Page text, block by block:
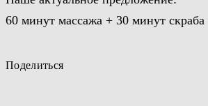
60 минут массажа + 30 минут скраба
Поделиться